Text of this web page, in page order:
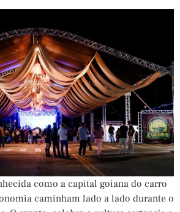
como a capital goiana do carro
caminham lado a lado durante o